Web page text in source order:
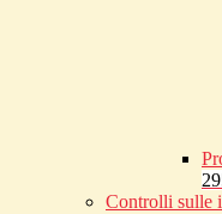
Controlli sulle